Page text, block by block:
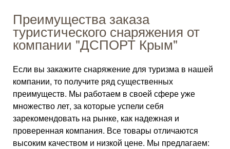
Преимущества заказа
туристического снаряжения от
компании "ДСПОРТ Крым"
Если вы закажите снаряжение для туризма в нашей
компании, то получите ряд существенных
преимуществ. Мы работаем в своей сфере уже
множество лет, за которые успели себя
зарекомендовать на рынке, как надежная и
проверенная компания. Все товары отличаются
высоким качеством и низкой цене. Мы предлагаем: